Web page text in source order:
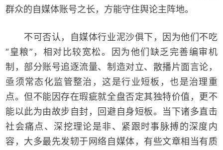
群众的自媒体账号之长，方能守住舆论主阵地。
不可否认，自媒体行业泥沙俱下，因为他们不吃
“皇粮”，相对比较宽松。因为他们缺乏完善编审机
制，部分账号追逐流量、制造对立、散播片面言论，
亟须常态化监管整治，这是行业短板，也是治理重
点。但不能因存在瑕疵就全盘否定其独特价值，更不
能以此为由故步自封，回避自身短板。当下诸多直击
社会痛点、深挖理论是非、紧跟时事脉搏的深度内
容，大多最先发轫于网络自媒体，有些文章相当有质